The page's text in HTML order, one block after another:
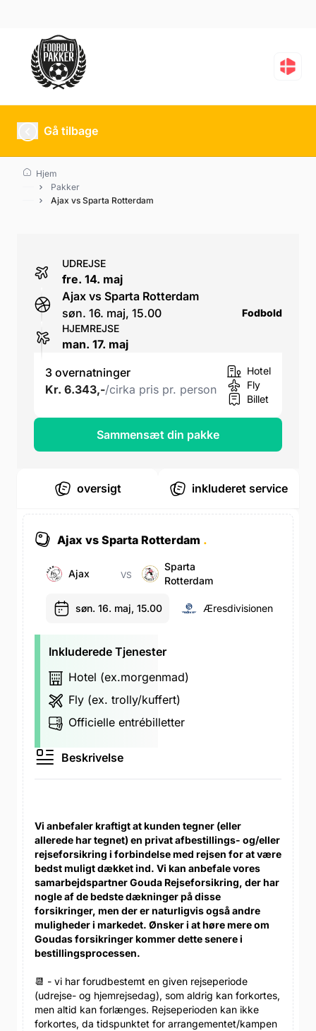
Ajax vs Sparta
Gå tilbage
Hjem
Pakker
Ajax vs Sparta Rotterdam
oversigt inkluderet service
Ajax vs Sparta Rotterdam .
Ajax VS
Sparta
Rotterdam
søn. 16. maj, 15.00 Æresdivisionen
Inkluderede Tjenester
Hotel (ex.morgenmad)
Fly (ex. trolly/kuffert)
Officielle entrébilletter
Beskrivelse
Vi anbefaler kraftigt at kunden tegner (eller
allerede har tegnet) en privat afbestillings- og/eller
rejseforsikring i forbindelse med rejsen for at være
bedst muligt dækket ind. Vi kan anbefale vores
samarbejdspartner Gouda Rejseforsikring, der har
nogle af de bedste dækninger på disse
forsikringer, men der er naturligvis også andre
muligheder i markedet. Ønsker i at høre mere om
Goudas forsikringer kommer dette senere i
bestillingsprocessen.
📆 - vi har forudbestemt en given rejseperiode
(udrejse- og hjemrejsedag), som aldrig kan forkortes,
men altid kan forlænges. Rejseperioden kan ikke
forkortes, da tidspunktet for arrangementet/kampen
UDREJSE
fre. 14. maj
Ajax vs Sparta Rotterdam
søn. 16. maj, 15.00
Fodbold
HJEMREJSE
man. 17. maj
3 overnatninger
Kr. 6.343,-/cirka pris pr. person
Hotel
Fly
Billet
Sammensæt din pakke